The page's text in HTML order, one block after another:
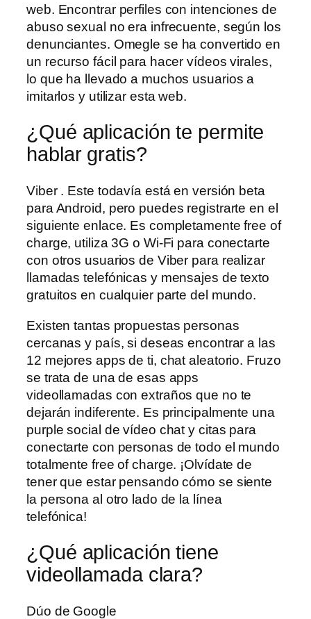
web. Encontrar perfiles con intenciones de
abuso sexual no era infrecuente, según los
denunciantes. Omegle se ha convertido en
un recurso fácil para hacer vídeos virales,
lo que ha llevado a muchos usuarios a
imitarlos y utilizar esta web.
¿Qué aplicación te permite
hablar gratis?
Viber . Este todavía está en versión beta
para Android, pero puedes registrarte en el
siguiente enlace. Es completamente free of
charge, utiliza 3G o Wi-Fi para conectarte
con otros usuarios de Viber para realizar
llamadas telefónicas y mensajes de texto
gratuitos en cualquier parte del mundo.
Existen tantas propuestas personas
cercanas y país, si deseas encontrar a las
12 mejores apps de ti, chat aleatorio. Fruzo
se trata de una de esas apps
videollamadas con extraños que no te
dejarán indiferente. Es principalmente una
purple social de vídeo chat y citas para
conectarte con personas de todo el mundo
totalmente free of charge. ¡Olvídate de
tener que estar pensando cómo se siente
la persona al otro lado de la línea
telefónica!
¿Qué aplicación tiene
videollamada clara?
Dúo de Google